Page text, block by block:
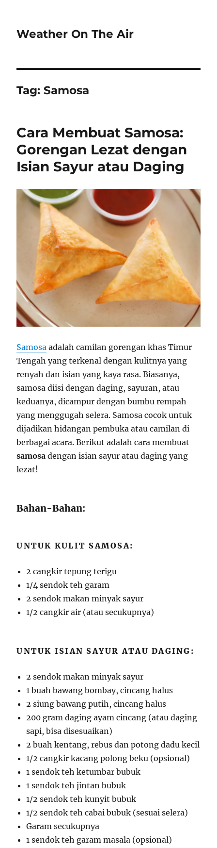
Weather On The Air
Tag:Samosa
Cara Membuat Samosa:
Gorengan Lezat dengan
Isian Sayur atau Daging
Samosa adalah camilan gorengan khas Timur
Tengah yang terkenal dengan kulitnya yang
renyah dan isian yang kaya rasa. Biasanya,
samosa diisi dengan daging, sayuran, atau
keduanya, dicampur dengan bumbu rempah
yang menggugah selera. Samosa cocok untuk
dijadikan hidangan pembuka atau camilan di
berbagai acara. Berikut adalah cara membuat
samosa dengan isian sayur atau daging yang
lezat!
Bahan-Bahan:
UNTUK KULIT SAMOSA:
2 cangkir tepung terigu
1/4 sendok teh garam
2 sendok makan minyak sayur
1/2 cangkir air (atau secukupnya)
UNTUK ISIAN SAYUR ATAU DAGING:
2 sendok makan minyak sayur
1 buah bawang bombay, cincang halus
2 siung bawang putih, cincang halus
200 gram daging ayam cincang (atau daging
sapi, bisa disesuaikan)
2 buah kentang, rebus dan potong dadu kecil
1/2 cangkir kacang polong beku (opsional)
1 sendok teh ketumbar bubuk
1 sendok teh jintan bubuk
1/2 sendok teh kunyit bubuk
1/2 sendok teh cabai bubuk (sesuai selera)
Garam secukupnya
1 sendok teh garam masala (opsional)